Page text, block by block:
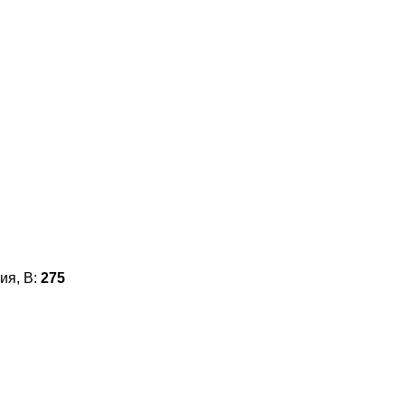
В: 275